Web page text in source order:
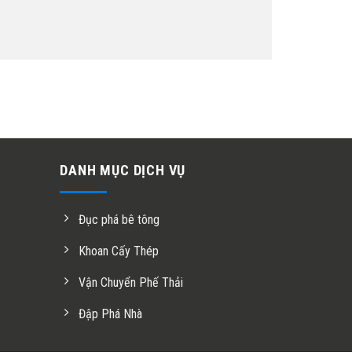
DANH MỤC DỊCH VỤ
Đục phá bê tông
Khoan Cấy Thép
Vận Chuyển Phế Thải
Đập Phá Nhà